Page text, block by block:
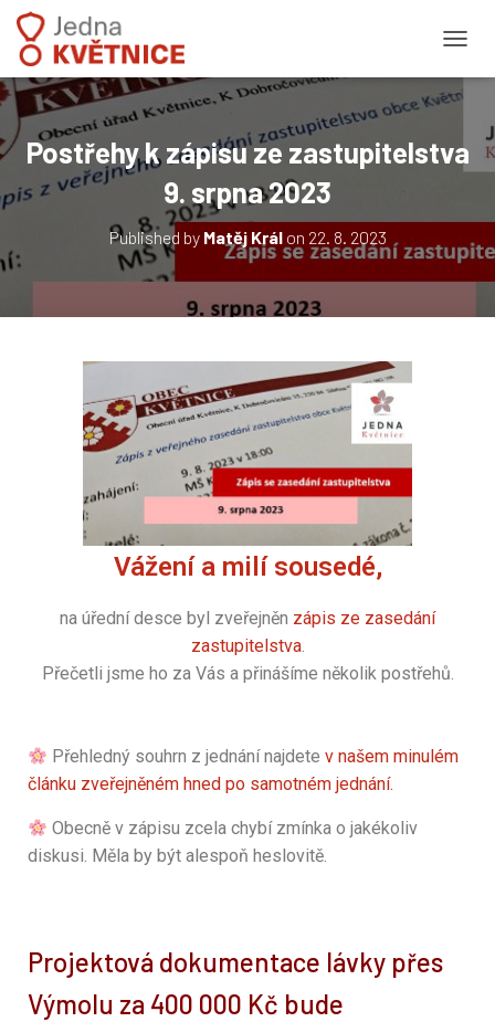
Postřehy k zápisu ze zastupitelstva
9. srpna 2023
Published by Matěj Králon 22. 8. 2023
Vážení a milí sousedé,
na úřední desce byl zveřejněn zápis ze zasedání
zastupitelstva.
Přečetli jsme ho za Vás a přinášíme několik postřehů.
Přehledný souhrn z jednání najdete v našem minulém
článku zveřejněném hned po samotném jednání.
Obecně v zápisu zcela chybí zmínka o jakékoliv
diskusi. Měla by být alespoň heslovitě.
Projektová dokumentace lávky přes
Výmolu za 400 000 Kč bude